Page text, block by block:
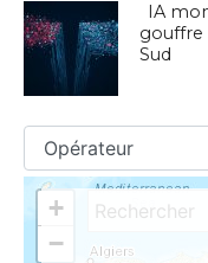
IA
gouffre
Sud